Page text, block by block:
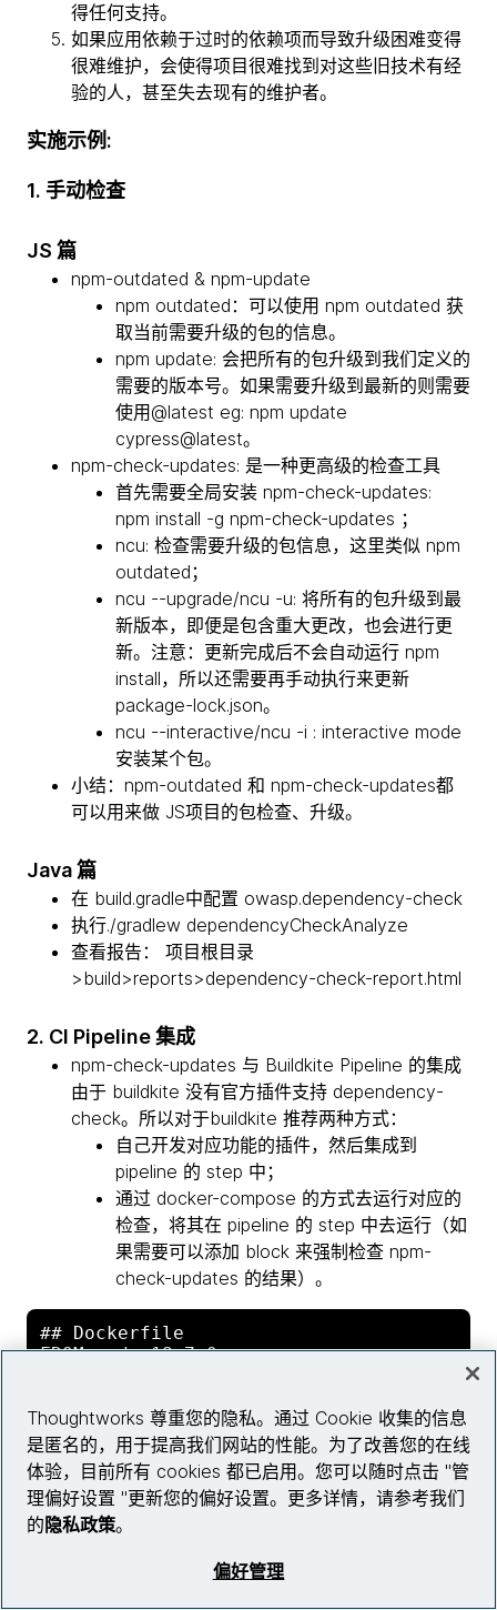
得任何支持。
如果应用依赖于过时的依赖项而导致升级困难变得
很难维护，会使得项目很难找到对这些旧技术有经
验的人，甚至失去现有的维护者。
实施示例:
1. 手动检查
JS 篇
npm-outdated & npm-update
npm outdated：可以使用 npm outdated 获
取当前需要升级的包的信息。
npm update: 会把所有的包升级到我们定义的
需要的版本号。如果需要升级到最新的则需要
使用@latest eg: npm update
cypress@latest。
npm-check-updates: 是一种更高级的检查工具
首先需要全局安装 npm-check-updates:
npm install -g npm-check-updates ；
ncu: 检查需要升级的包信息，这里类似 npm
outdated；
ncu --upgrade/ncu -u: 将所有的包升级到最
新版本，即便是包含重大更改，也会进行更
新。注意：更新完成后不会自动运行 npm
install，所以还需要再手动执行来更新
package-lock.json。
ncu --interactive/ncu -i : interactive mode
安装某个包。
小结：npm-outdated 和 npm-check-updates都
可以用来做 JS项目的包检查、升级。
Java 篇
在 build.gradle中配置 owasp.dependency-check
执行./gradlew dependencyCheckAnalyze
查看报告： 项目根目录
>build>reports>dependency-check-report.html
2. CI Pipeline 集成
npm-check-updates 与 Buildkite Pipeline 的集成
由于 buildkite 没有官方插件支持 dependency-
check。所以对于buildkite 推荐两种方式：
自己开发对应功能的插件，然后集成到
pipeline 的 step 中；
通过 docker-compose 的方式去运行对应的
检查，将其在 pipeline 的 step 中去运行（如
果需要可以添加 block 来强制检查 npm-
check-updates 的结果）。
## Dockerfile
FROM node:18.7.0
lock.json*", "./"]
## docker-compose
version: "2"
node-version-check:
Thoughtworks 尊重您的隐私。通过 Cookie 收集的信息
是匿名的，用于提高我们网站的性能。为了改善您的在线
体验，目前所有 cookies 都已启用。您可以随时点击 "管
理偏好设置 "更新您的偏好设置。更多详情，请参考我们
的 隐私政策。
偏好管理